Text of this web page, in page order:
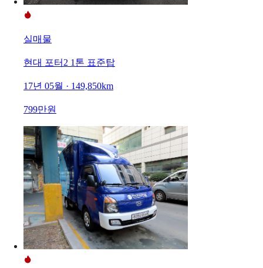
실매물
현대 포터2 1톤 표준탑
17년 05월 · 149,850km
799만원